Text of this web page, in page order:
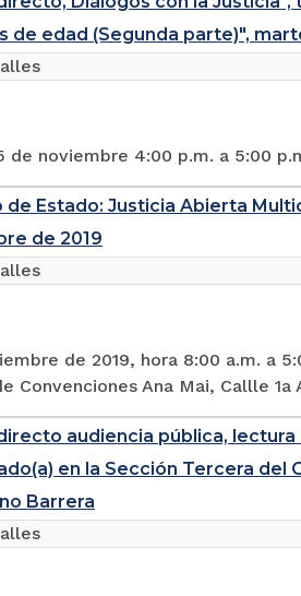
de edad (Segunda parte)",
de noviembre 4:00 p.m. a 5:00
de Estado: Justicia Abierta
de 2019
de 2019, hora 8:00 a.m. a
Convenciones Ana Mai, Callle 1a
audiencia pública,
en la Sección Tercera
Barrera